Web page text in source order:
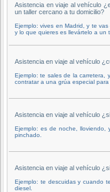
Asistencia en viaje al vehículo
un taller cercano a tu domicilio?
Ejemplo: vives en Madrid, y te
y lo que quieres es llevártelo a un
Asistencia en viaje al vehículo
Ejemplo: te sales de la carretera,
contratar a una grúa especial para
Asistencia en viaje al vehículo
Ejemplo: es de noche, lloviendo,
pinchado.
Asistencia en viaje al vehículo
Ejemplo: te descuidas y cuando
diesel.